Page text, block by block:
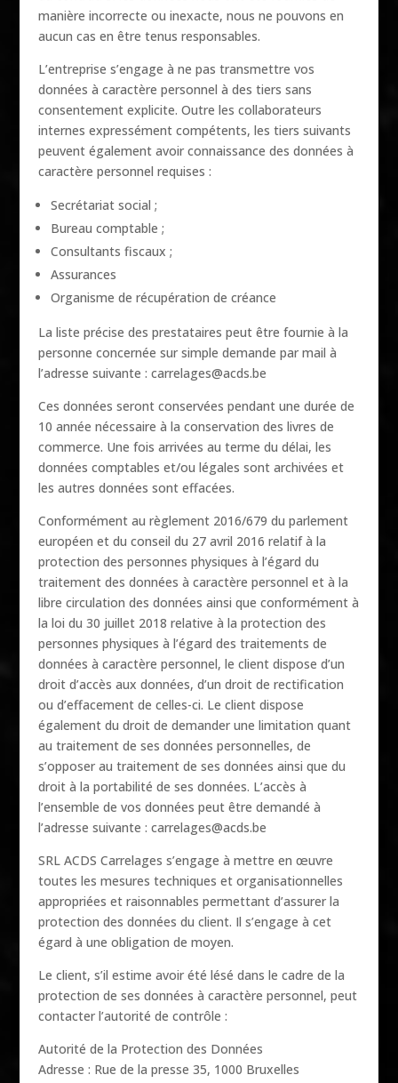
manière incorrecte ou inexacte, nous ne pouvons en
aucun cas en être tenus responsables.
L’entreprise s’engage à ne pas transmettre vos
données à caractère personnel à des tiers sans
consentement explicite. Outre les collaborateurs
internes expressément compétents, les tiers suivants
peuvent également avoir connaissance des données à
caractère personnel requises :
Secrétariat social ;
Bureau comptable ;
Consultants fiscaux ;
Assurances
Organisme de récupération de créance
La liste précise des prestataires peut être fournie à la
personne concernée sur simple demande par mail à
l’adresse suivante : carrelages@acds.be
Ces données seront conservées pendant une durée de
10 année nécessaire à la conservation des livres de
commerce. Une fois arrivées au terme du délai, les
données comptables et/ou légales sont archivées et
les autres données sont effacées.
Conformément au règlement 2016/679 du parlement
européen et du conseil du 27 avril 2016 relatif à la
protection des personnes physiques à l’égard du
traitement des données à caractère personnel et à la
libre circulation des données ainsi que conformément à
la loi du 30 juillet 2018 relative à la protection des
personnes physiques à l’égard des traitements de
données à caractère personnel, le client dispose d’un
droit d’accès aux données, d’un droit de rectification
ou d’effacement de celles-ci. Le client dispose
également du droit de demander une limitation quant
au traitement de ses données personnelles, de
s’opposer au traitement de ses données ainsi que du
droit à la portabilité de ses données. L’accès à
l’ensemble de vos données peut être demandé à
l’adresse suivante : carrelages@acds.be
SRL ACDS Carrelages s’engage à mettre en œuvre
toutes les mesures techniques et organisationnelles
appropriées et raisonnables permettant d’assurer la
protection des données du client. Il s’engage à cet
égard à une obligation de moyen.
Le client, s’il estime avoir été lésé dans le cadre de la
protection de ses données à caractère personnel, peut
contacter l’autorité de contrôle :
Autorité de la Protection des Données
Adresse : Rue de la presse 35, 1000 Bruxelles